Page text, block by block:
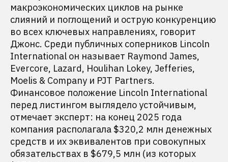
макроэкономических циклов на рынке
слияний и поглощений и острую конкуренцию
во всех ключевых направлениях, говорит
Джонс. Среди публичных соперников Lincoln
International он называет Raymond James,
Evercore, Lazard, Houlihan Lokey, Jefferies,
Moelis & Company и PJT Partners.
Финансовое положение Lincoln International
перед листингом выглядело устойчивым,
отмечает эксперт: на конец 2025 года
компания располагала $320,2 млн денежных
средств и их эквивалентов при совокупных
обязательствах в $679,5 млн (из которых